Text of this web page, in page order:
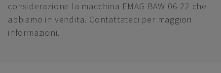
considerazione la macchina EMAG BAW 06-22 che
abbiamo in vendita. Contattateci per maggiori
informazioni.